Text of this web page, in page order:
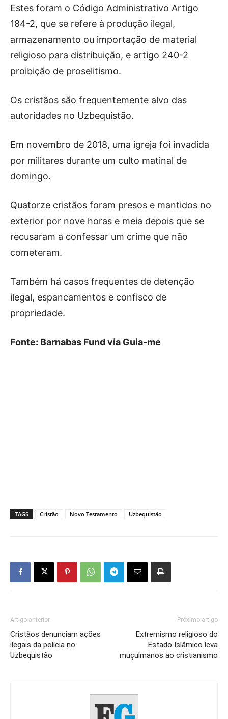
Estes foram o Código Administrativo Artigo
184-2, que se refere à produção ilegal,
armazenamento ou importação de material
religioso para distribuição, e artigo 240-2
proibição de proselitismo.
Os cristãos são frequentemente alvo das
autoridades no Uzbequistão.
Em novembro de 2018, uma igreja foi invadida
por militares durante um culto matinal de
domingo.
Quatorze cristãos foram presos e mantidos no
exterior por nove horas e meia depois que se
recusaram a confessar um crime que não
cometeram.
Também há casos frequentes de detenção
ilegal, espancamentos e confisco de
propriedade.
Fonte: Barnabas Fund via Guia-me
TAGS Cristão Novo Testamento Uzbequistão
Artigo anterior
Cristãos denunciam ações
ilegais da polícia no
Uzbequistão
Próximo artigo
Extremismo religioso do
Estado Islâmico leva
muçulmanos ao cristianismo